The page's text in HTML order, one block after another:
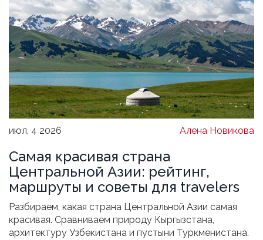
июл, 4 2026 Алена Новикова
Самая красивая страна
Центральной Азии: рейтинг,
маршруты и советы для travelers
Разбираем, какая страна Центральной Азии самая
красивая. Сравниваем природу Кыргызстана,
архитектуру Узбекистана и пустыни Туркменистана.